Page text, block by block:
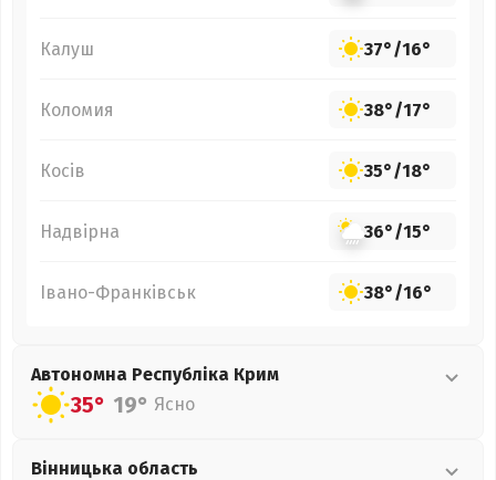
Калуш 37°/16°
Коломия 38°/17°
Косів 35°/18°
Надвірна 36°/15°
Івано-Франківськ 38°/16°
Автономна Республіка Крим
35° 19° Ясно
Вінницька область